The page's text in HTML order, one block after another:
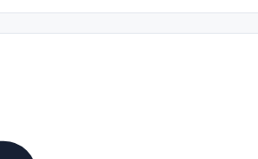
Empleos para Estudiantes